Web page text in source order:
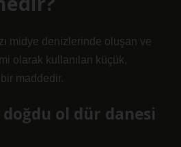
midye denizlerinde oluşan ve
olarak kullanılan küçük,
maddedir.
ol dür danesi